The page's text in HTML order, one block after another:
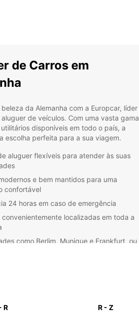
de Carros em
da Alemanha com a Europcar, líder
de veículos. Com uma vasta gama
disponíveis em todo o país, a
escolha perfeita para a sua viagem.
aluguer flexíveis para atender às suas
e bem mantidos para uma
confortável
24 horas em caso de emergência
convenientemente localizadas em toda a
como Berlim, Munique e Frankfurt, ou
de viagem. Estamos aqui para tornar a sua
R
R - Z